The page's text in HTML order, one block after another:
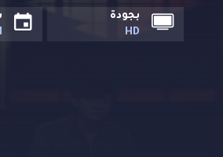
بجودة
HD